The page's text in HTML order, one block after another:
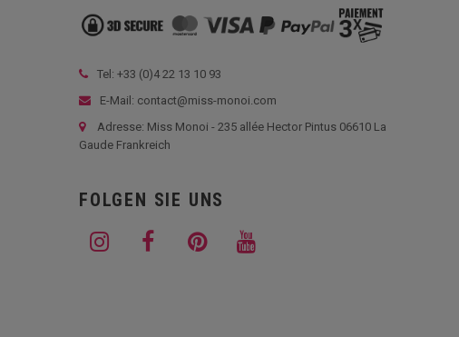
Tel: +33 (0)4 22 13 10 93
E-Mail: contact@miss-monoi.com
Adresse: Miss Monoi - 235 allée Hector Pintus 06610 La
Gaude Frankreich
FOLGEN SIE UNS